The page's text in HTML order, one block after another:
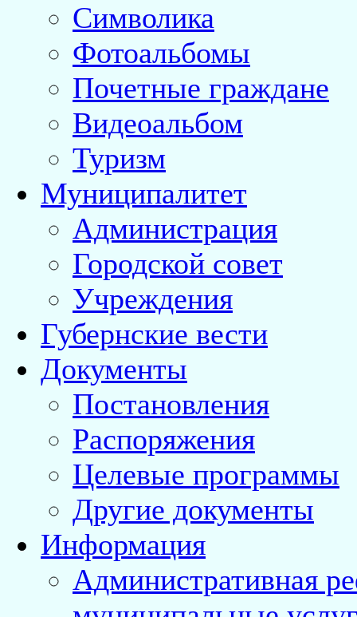
Символика
Фотоальбомы
Почетные граждане
Видеоальбом
Туризм
Муниципалитет
Администрация
Городской совет
Учреждения
Губернские вести
Документы
Постановления
Распоряжения
Целевые программы
Другие документы
Информация
Административная